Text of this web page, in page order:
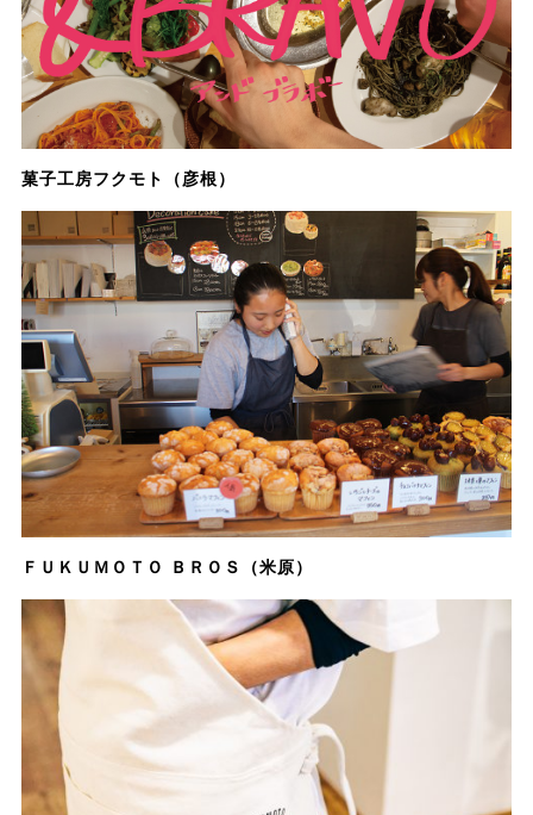
菓子工房フクモト（彦根）
ＦＵＫＵＭＯＴＯ ＢＲＯＳ（米原）